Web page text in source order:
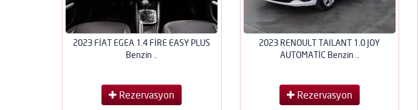
2023 FİAT EGEA 1.4 FİRE EASY PLUS
Benzin ..
Rezervasyon
2023 RENOULT TAILANT 1.0 JOY
AUTOMATİC Benzin ..
Rezervasyon